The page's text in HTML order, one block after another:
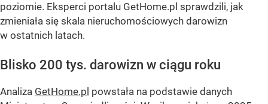
poziomie. Eksperci portalu GetHome.pl sprawdzili, jak
zmieniała się skala nieruchomościowych darowizn
w ostatnich latach.
Blisko 200 tys. darowizn w ciągu roku
Analiza GetHome.pl powstała na podstawie danych